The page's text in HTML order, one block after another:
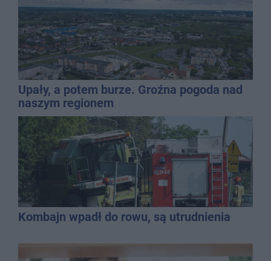
Upały, a potem burze. Groźna pogoda nad
naszym regionem
Kombajn wpadł do rowu, są utrudnienia